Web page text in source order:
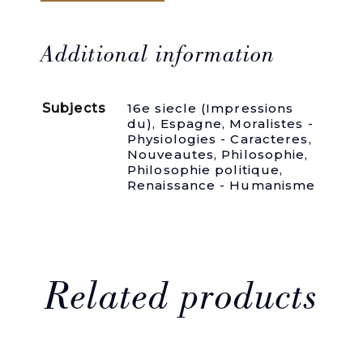
Aurele
Empereur
orateur
B.
de
la
Additional information
Subjects
16e siecle (Impressions
du), Espagne, Moralistes -
Physiologies - Caracteres,
Nouveautes, Philosophie,
Philosophie politique,
Renaissance - Humanisme
Related products